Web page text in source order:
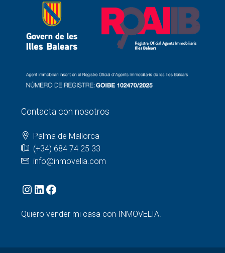
Contacta con nosotros
Palma de Mallorca
(+34) 684 74 25 33
info@inmovelia.com
Quiero vender mi casa con INMOVELIA.